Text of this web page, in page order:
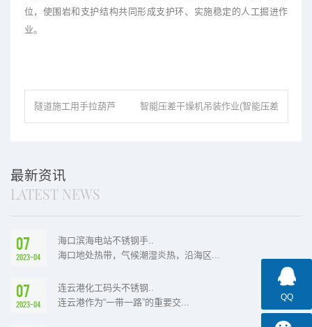
位，使围岩和支护结构共同形成支护环、实施稳定的人工掘进作
业。
隧道施工用手拉葫芦 智能压差干燥机吊装作业(智能压差
最新资讯
LATEST NEWS
07
2023-04
海口滨海电站不锈钢手..
海口地处热带，气候潮湿炎热，沿海区...
07
2023-04
连云港化工码头不锈钢..
连云港作为“一带一路”的重要交...
QQ